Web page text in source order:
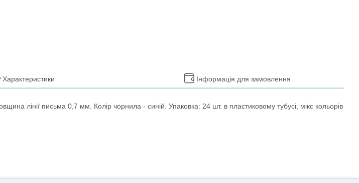
Характеристики Інформація для замовлення
лінії письма 0,7 мм. Колір чорнила - синій. Упаковка: 24 шт. в пластиковому тубусі, мікс кольорів